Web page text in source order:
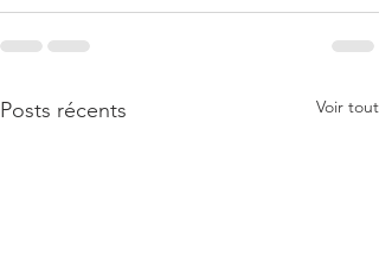
Posts récents Voir tout